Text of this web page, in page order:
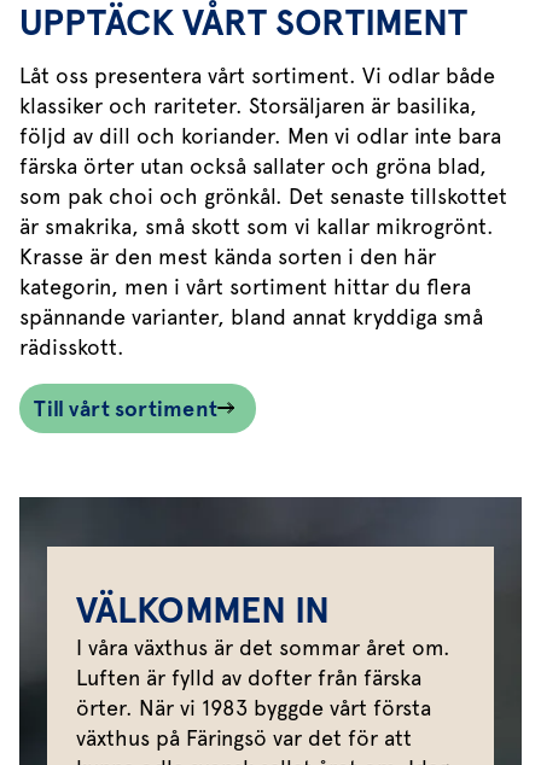
UPPTÄCK VÅRT SORTIMENT
Låt oss presentera vårt sortiment. Vi odlar både
klassiker och rariteter. Storsäljaren är basilika,
följd av dill och koriander. Men vi odlar inte bara
färska örter utan också sallater och gröna blad,
som pak choi och grönkål. Det senaste tillskottet
är smakrika, små skott som vi kallar mikrogrönt.
Krasse är den mest kända sorten i den här
kategorin, men i vårt sortiment hittar du flera
spännande varianter, bland annat kryddiga små
rädisskott.
Till vårt sortiment
VÄLKOMMEN IN
I våra växthus är det sommar året om.
Luften är fylld av dofter från färska
örter. När vi 1983 byggde vårt första
växthus på Färingsö var det för att